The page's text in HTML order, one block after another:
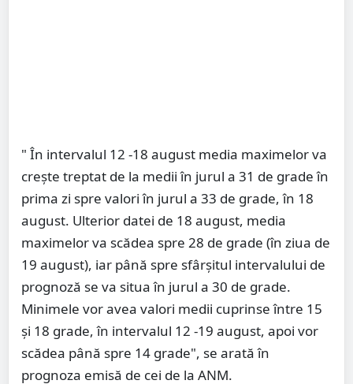
" În intervalul 12 -18 august media maximelor va
crește treptat de la medii în jurul a 31 de grade în
prima zi spre valori în jurul a 33 de grade, în 18
august. Ulterior datei de 18 august, media
maximelor va scădea spre 28 de grade (în ziua de
19 august), iar până spre sfârșitul intervalului de
prognoză se va situa în jurul a 30 de grade.
Minimele vor avea valori medii cuprinse între 15
și 18 grade, în intervalul 12 -19 august, apoi vor
scădea până spre 14 grade", se arată în
prognoza emisă de cei de la ANM.